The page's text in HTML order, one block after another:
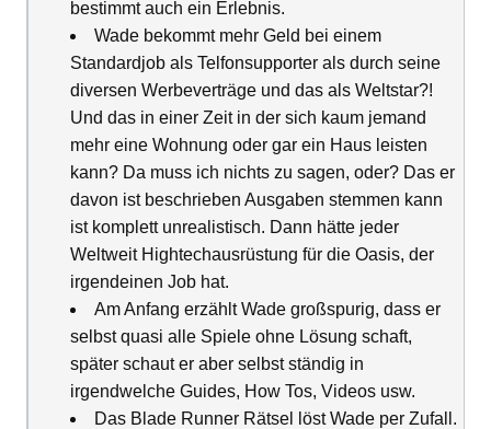
bestimmt auch ein Erlebnis.
Wade bekommt mehr Geld bei einem
Standardjob als Telfonsupporter als durch seine
diversen Werbeverträge und das als Weltstar?!
Und das in einer Zeit in der sich kaum jemand
mehr eine Wohnung oder gar ein Haus leisten
kann? Da muss ich nichts zu sagen, oder? Das er
davon ist beschrieben Ausgaben stemmen kann
ist komplett unrealistisch. Dann hätte jeder
Weltweit Hightechausrüstung für die Oasis, der
irgendeinen Job hat.
Am Anfang erzählt Wade großspurig, dass er
selbst quasi alle Spiele ohne Lösung schaft,
später schaut er aber selbst ständig in
irgendwelche Guides, How Tos, Videos usw.
Das Blade Runner Rätsel löst Wade per Zufall.